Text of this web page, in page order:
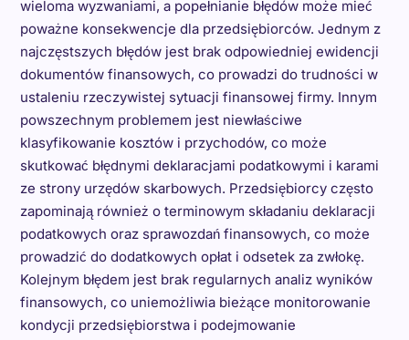
wieloma wyzwaniami, a popełnianie błędów może mieć
poważne konsekwencje dla przedsiębiorców. Jednym z
najczęstszych błędów jest brak odpowiedniej ewidencji
dokumentów finansowych, co prowadzi do trudności w
ustaleniu rzeczywistej sytuacji finansowej firmy. Innym
powszechnym problemem jest niewłaściwe
klasyfikowanie kosztów i przychodów, co może
skutkować błędnymi deklaracjami podatkowymi i karami
ze strony urzędów skarbowych. Przedsiębiorcy często
zapominają również o terminowym składaniu deklaracji
podatkowych oraz sprawozdań finansowych, co może
prowadzić do dodatkowych opłat i odsetek za zwłokę.
Kolejnym błędem jest brak regularnych analiz wyników
finansowych, co uniemożliwia bieżące monitorowanie
kondycji przedsiębiorstwa i podejmowanie